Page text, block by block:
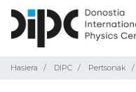
Hasiera DIPC Pertsonak